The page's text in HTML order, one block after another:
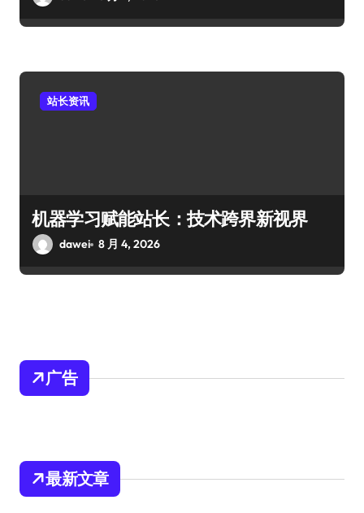
站长资讯
机器学习赋能站长：技术跨界新视界
dawei 8 月 4, 2026
广告
最新文章